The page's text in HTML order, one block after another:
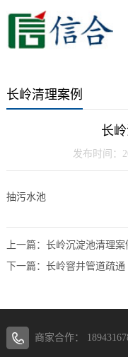
长岭清理案例
长
发布时间：
抽污水池
上一篇： 长岭沉淀池清理案
下一篇： 长岭窨井管道疏通
商家合作：